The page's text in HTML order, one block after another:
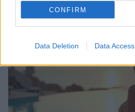
CONFIRM
Data Deletion Data Access
unghie e domina i social
Camilla Fiore · 8 Ago 2026